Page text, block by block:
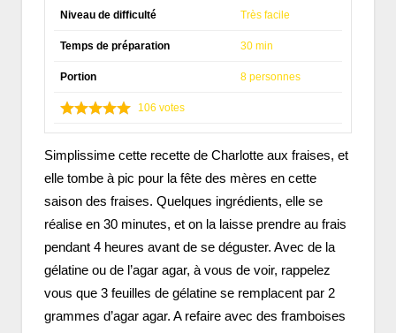
Niveau de difficulté Très facile
Temps de préparation 30 min
Portion 8 personnes
106 votes
Simplissime cette recette de Charlotte aux fraises, et
elle tombe à pic pour la fête des mères en cette
saison des fraises. Quelques ingrédients, elle se
réalise en 30 minutes, et on la laisse prendre au frais
pendant 4 heures avant de se déguster. Avec de la
gélatine ou de l’agar agar, à vous de voir, rappelez
vous que 3 feuilles de gélatine se remplacent par 2
grammes d’agar agar. A refaire avec des framboises